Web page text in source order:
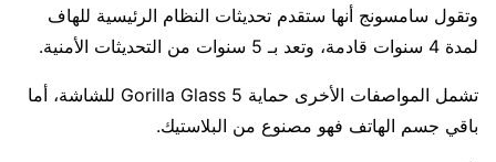
وتقول سامسونج أنها ستقدم تحديثات النظام الرئيسية للهاف
لمدة 4 سنوات قادمة، وتعد بـ 5 سنوات من التحديثات الأمنية.
تشمل المواصفات الأخرى حماية Gorilla Glass 5 للشاشة، أما
باقي جسم الهاتف فهو مصنوع من البلاستيك.